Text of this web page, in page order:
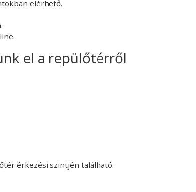
elérhető.
el a repülőtérről
érkezési szintjén található.